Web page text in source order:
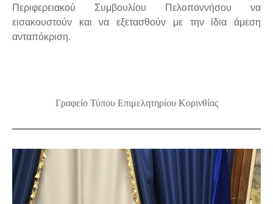
Περιφερειακού Συμβουλίου Πελοποννήσου να
εισακουστούν και να εξετασθούν με την ίδια άμεση
ανταπόκριση.
Γραφείο Τύπου Επιμελητηρίου Κορινθίας